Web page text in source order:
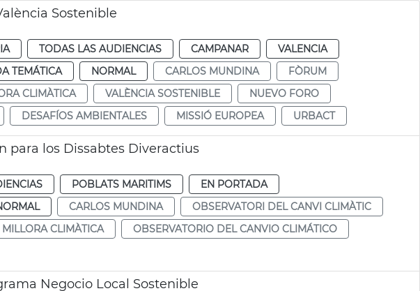
Sostenible
TODAS LAS AUDIENCIAS CAMPANAR
VALENCIA
TEMÁTICA NORMAL CARLOS MUNDINA
FÒRUM
CLIMÀTICA VALÈNCIA SOSTENIBLE
NUEVO FORO
DESAFÍOS AMBIENTALES MISSIÓ EUROPEA URBACT
para los Dissabtes Diveractius
POBLATS MARITIMS
EN PORTADA
CARLOS MUNDINA
OBSERVATORI DEL CANVI CLIMÀTIC
MILLORA CLIMÀTICA
OBSERVATORIO DEL CANVIO CLIMÁTICO
Negocio Local Sostenible